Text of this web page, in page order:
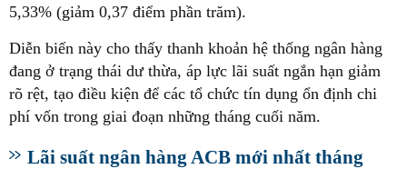
5,33% (giảm 0,37 điểm phần trăm).
Diễn biến này cho thấy thanh khoản hệ thống ngân hàng
đang ở trạng thái dư thừa, áp lực lãi suất ngắn hạn giảm
rõ rệt, tạo điều kiện để các tổ chức tín dụng ổn định chi
phí vốn trong giai đoạn những tháng cuối năm.
Lãi suất ngân hàng ACB mới nhất tháng